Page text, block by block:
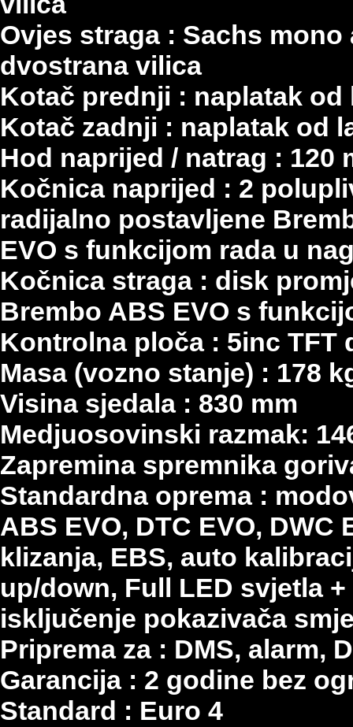
Ovjes straga : Sachs
dvostrana vilica
Kotač prednji : naplatak od
Kotač zadnji : naplatak od
Hod naprijed / natrag : 120
Kočnica naprijed : 2
radijalno postavljene
EVO s funkcijom rada u
Kočnica straga : disk
Brembo ABS EVO s
Kontrolna ploča : 5inc TFT
Masa (vozno stanje) : 178
Visina sjedala : 830 mm
Medjuosovinski razmak:
Zapremina spremnika
Standardna oprema :
ABS EVO, DTC EVO,
klizanja, EBS, auto
up/down, Full LED svjetla
isključenje pokazivača
Priprema za : DMS, alarm,
Garancija : 2 godine bez
Standard : Euro 4